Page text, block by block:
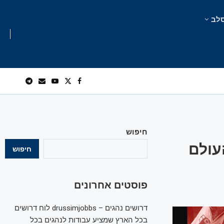
חיפוש
חיפוש
פוסטים אחרונים
דרושים נהגים – drussimjobbs לוח דרושים
בכל הארץ שמציע עבודות לנהגים בכל